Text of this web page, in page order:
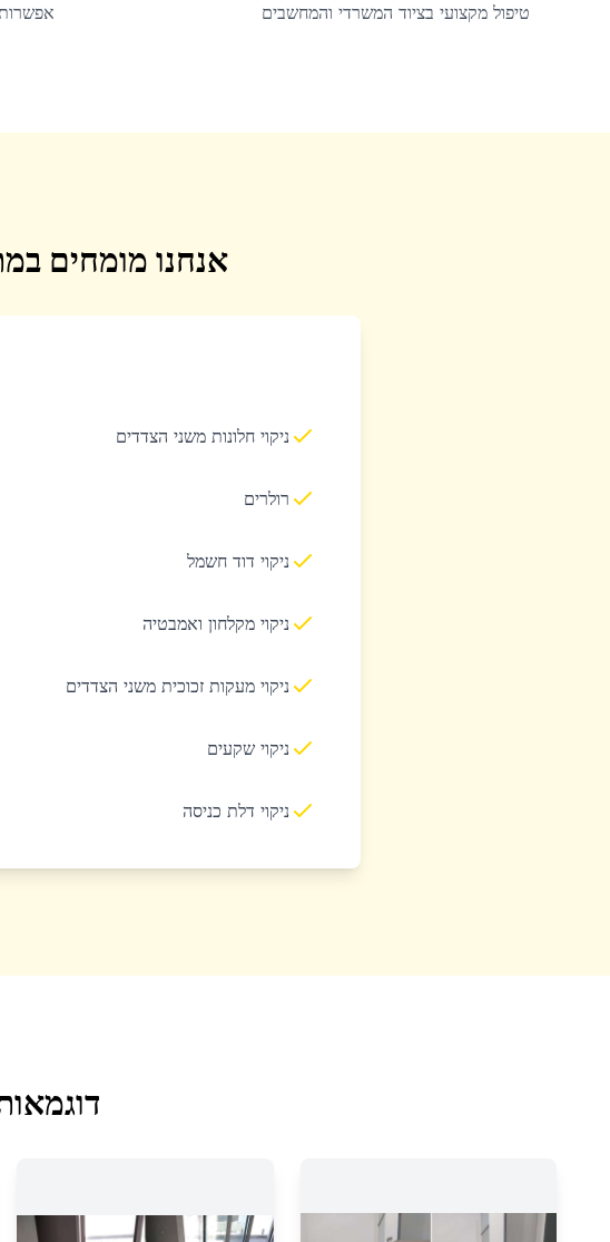
טיפול מקצועי בציוד המשרדי והמחשבים
אנחנו מומחים
ניקוי חלונות משני הצדדים
רולרים
ניקוי דוד חשמל
ניקוי מקלחון ואמבטיה
ניקוי מעקות זכוכית משני הצדדים
ניקוי שקעים
ניקוי דלת כניסה